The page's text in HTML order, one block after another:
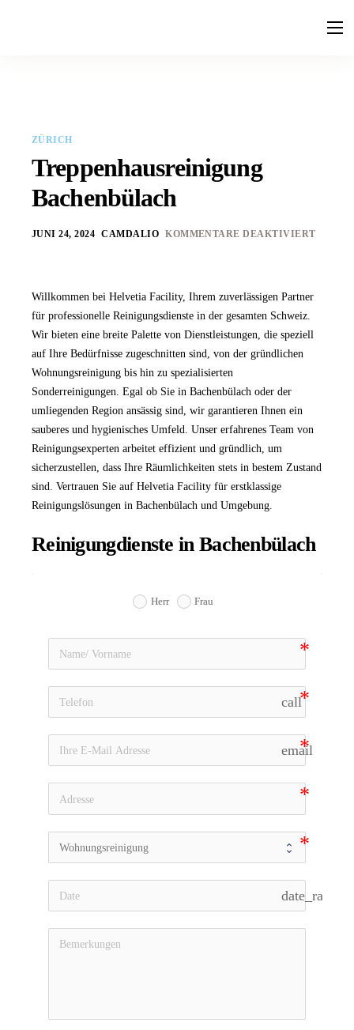
ZÜRICH
Treppenhausreinigung
Bachenbülach
JUNI 24, 2024 CAMDALIO KOMMENTARE DEAKTIVIERT
Willkommen bei Helvetia Facility, Ihrem zuverlässigen Partner
für professionelle Reinigungsdienste in der gesamten Schweiz.
Wir bieten eine breite Palette von Dienstleistungen, die speziell
auf Ihre Bedürfnisse zugeschnitten sind, von der gründlichen
Wohnungsreinigung bis hin zu spezialisierten
Sonderreinigungen. Egal ob Sie in Bachenbülach oder der
umliegenden Region ansässig sind, wir garantieren Ihnen ein
sauberes und hygienisches Umfeld. Unser erfahrenes Team von
Reinigungsexperten arbeitet effizient und gründlich, um
sicherzustellen, dass Ihre Räumlichkeiten stets in bestem Zustand
sind. Vertrauen Sie auf Helvetia Facility für erstklassige
Reinigungslösungen in Bachenbülach und Umgebung.
Reinigungdienste in Bachenbülach
Herr Frau
call
email
date_range